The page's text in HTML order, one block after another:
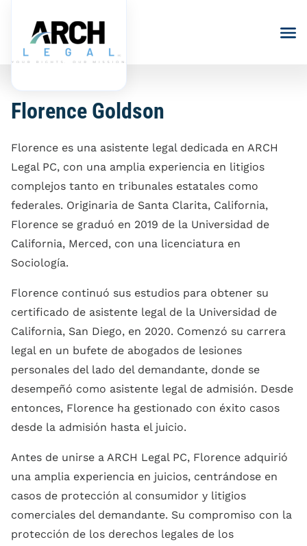
Salarios
Clasificación Errónea
Derechos A Comidas Y
Descansos
Salarios No Pagados
Horas Extras No
Cumplimiento De La
Política De Registro De
Horas De Los
Empleados
Trabajo Fuera De
Horario
Del Empleado
Reembolso De Gastos
Del Empleado
Represalias En El Lugar
De Trabajo
No Competencia Y No
Captación
Empleado
Derechos LGBTQ
Derechos De Los
Denunciantes
Derechos De Licencia
Familiar Y Médica
Acoso
Despido Injustificado
Demanda Colectiva
Laboral
Discriminación laboral
Discriminación Por
Discapacidad
Discriminación Por
Género
Discriminación Por
Edad
Discriminación Por
Embarazo
Ubicaciones
Nuestro equipo
Nuestro Equipo
Blog
(866) 331-1338
Consulta gratuita
Florence Goldson
Florence es una asistente legal dedicada en ARCH
Legal PC, con una amplia experiencia en litigios
complejos tanto en tribunales estatales como
federales. Originaria de Santa Clarita, California,
Florence se graduó en 2019 de la Universidad de
California, Merced, con una licenciatura en
Sociología.
Florence continuó sus estudios para obtener su
certificado de asistente legal de la Universidad de
California, San Diego, en 2020. Comenzó su carrera
legal en un bufete de abogados de lesiones
personales del lado del demandante, donde se
desempeñó como asistente legal de admisión. Desde
entonces, Florence ha gestionado con éxito casos
desde la admisión hasta el juicio.
Antes de unirse a ARCH Legal PC, Florence adquirió
una amplia experiencia en juicios, centrándose en
casos de protección al consumidor y litigios
comerciales del demandante. Su compromiso con la
protección de los derechos legales de los